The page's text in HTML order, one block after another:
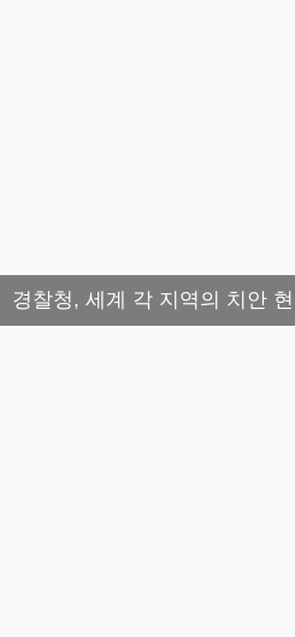
경찰청, 세계 각 지역의 치안